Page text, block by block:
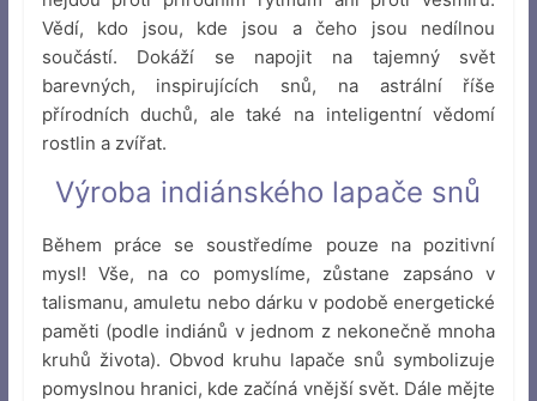
Vědí, kdo jsou, kde jsou a čeho jsou nedílnou
součástí. Dokáží se napojit na tajemný svět
barevných, inspirujících snů, na astrální říše
přírodních duchů, ale také na inteligentní vědomí
rostlin a zvířat.
Výroba indiánského lapače snů
Během práce se soustředíme pouze na pozitivní
mysl! Vše, na co pomyslíme, zůstane zapsáno v
talismanu, amuletu nebo dárku v podobě energetické
paměti (podle indiánů v jednom z nekonečně mnoha
kruhů života). Obvod kruhu lapače snů symbolizuje
pomyslnou hranici, kde začíná vnější svět. Dále mějte